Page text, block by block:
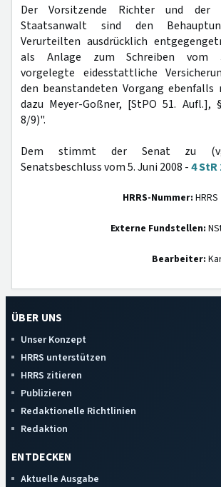
Der Vorsitzende Richter und der
Staatsanwalt sind den
Verurteilten ausdrücklich
als Anlage zum Schreiben vom
vorgelegte eidesstattliche
den beanstandeten Vorgang ebenfalls
dazu Meyer-Goßner, [StPO 51. Aufl.],
8/9)".
Dem stimmt der Senat zu
Senatsbeschluss vom 5. Juni 2008 -4 StR
HRRS-Nummer:
Externe Fundstellen:
Bearbeiter:
ÜBER UNS
Unser Konzept
HRRS unterstützen
HRRS zitieren
Publizieren
Redaktionelle Richtlinien
Redaktion
ENTDECKEN
Aktuelle Ausgabe